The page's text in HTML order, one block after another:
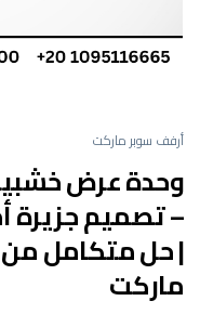
أرفف سوبر ماركت
وحدة عرض
– تصميم جزيرة
| حل متكامل من
ماركت